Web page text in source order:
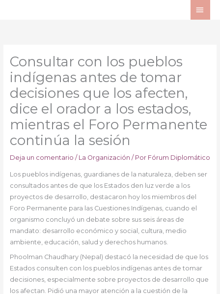
Consultar con los pueblos
indígenas antes de tomar
decisiones que los afecten,
dice el orador a los estados,
mientras el Foro Permanente
continúa la sesión
Deja un comentario / La Organización / Por Fórum Diplomático
Los pueblos indígenas, guardianes de la naturaleza, deben ser
consultados antes de que los Estados den luz verde a los
proyectos de desarrollo, destacaron hoy los miembros del
Foro Permanente para las Cuestiones Indígenas, cuando el
organismo concluyó un debate sobre sus seis áreas de
mandato: desarrollo económico y social, cultura, medio
ambiente, educación, salud y derechos humanos.
Phoolman Chaudhary (Nepal) destacó la necesidad de que los
Estados consulten con los pueblos indígenas antes de tomar
decisiones, especialmente sobre proyectos de desarrollo que
los afectan. Pidió una mayor atención a la cuestión de la